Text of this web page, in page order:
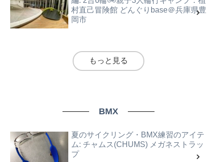
村直己冒険館 どんぐりbase＠兵庫県豊
岡市
もっと見る
BMX
夏のサイクリング・BMX練習のアイテ
ム: チャムス(CHUMS) メガネストラッ
プ